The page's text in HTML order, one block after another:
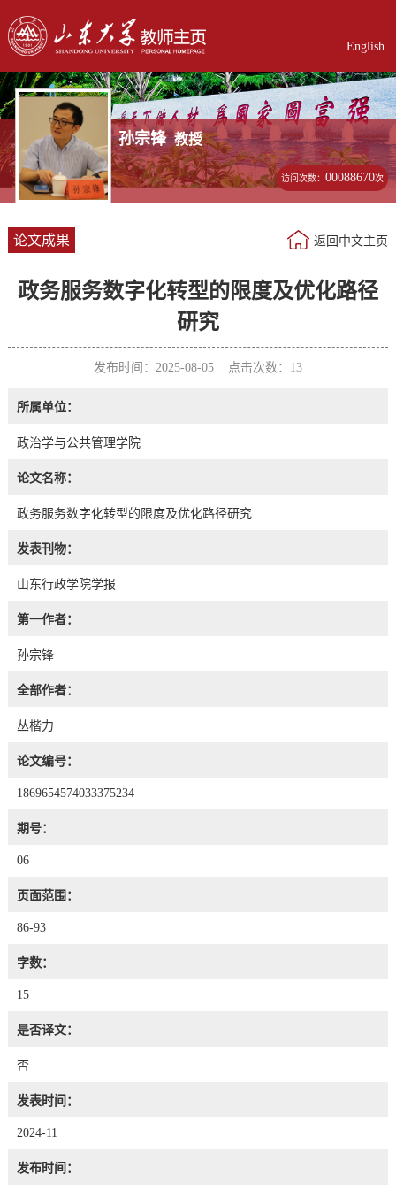
English
孙宗锋 教授
访问次数：00088670次
论文成果 返回中文主页
政务服务数字化转型的限度及优化路径
研究
发布时间：2025-08-05 点击次数： 13
所属单位：
政治学与公共管理学院
论文名称：
政务服务数字化转型的限度及优化路径研究
发表刊物：
山东行政学院学报
第一作者：
孙宗锋
全部作者：
丛楷力
论文编号：
1869654574033375234
期号：
06
页面范围：
86-93
字数：
15
是否译文：
否
发表时间：
2024-11
发布时间：